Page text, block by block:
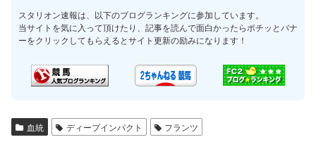
スタリオン速報は、以下のブログランキングに参加しています。
当サイトを気に入って頂けたり、記事を読んで面白かったらポチッとバナ
ーをクリックしてもらえるとサイト更新の励みになります！
血統 ディープインパクト フランツ